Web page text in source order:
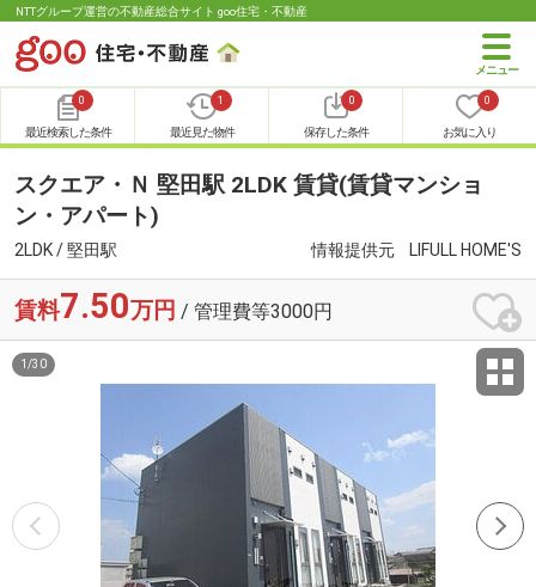
NTTグループ運営の不動産総合サイト goo住宅・不動産
0
最近検索した条件
1
最近見た物件
0
保存した条件
0
お気に入り
スクエア・Ｎ 堅田駅 2LDK 賃貸(賃貸マンショ
ン・アパート)
2LDK / 堅田駅 情報提供元 LIFULL HOME'S
賃料7.50万円 / 管理費等3000円
1 /30